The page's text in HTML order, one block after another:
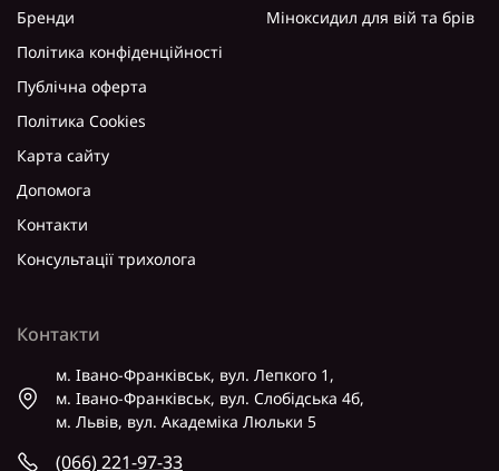
Бренди
Політика конфіденційності
Публічна оферта
Політика Cookies
Карта сайту
Допомога
Контакти
Консультації трихолога
Міноксидил для вій та брів
Контакти
м. Івано-Франківськ, вул. Лепкого 1,
м. Івано-Франківськ, вул. Слобідська 4б,
м. Львів, вул. Академіка Люльки 5
(066) 221-97-33